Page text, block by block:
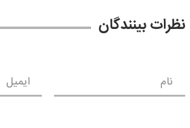
نظرات بینندگان
نام ایمیل